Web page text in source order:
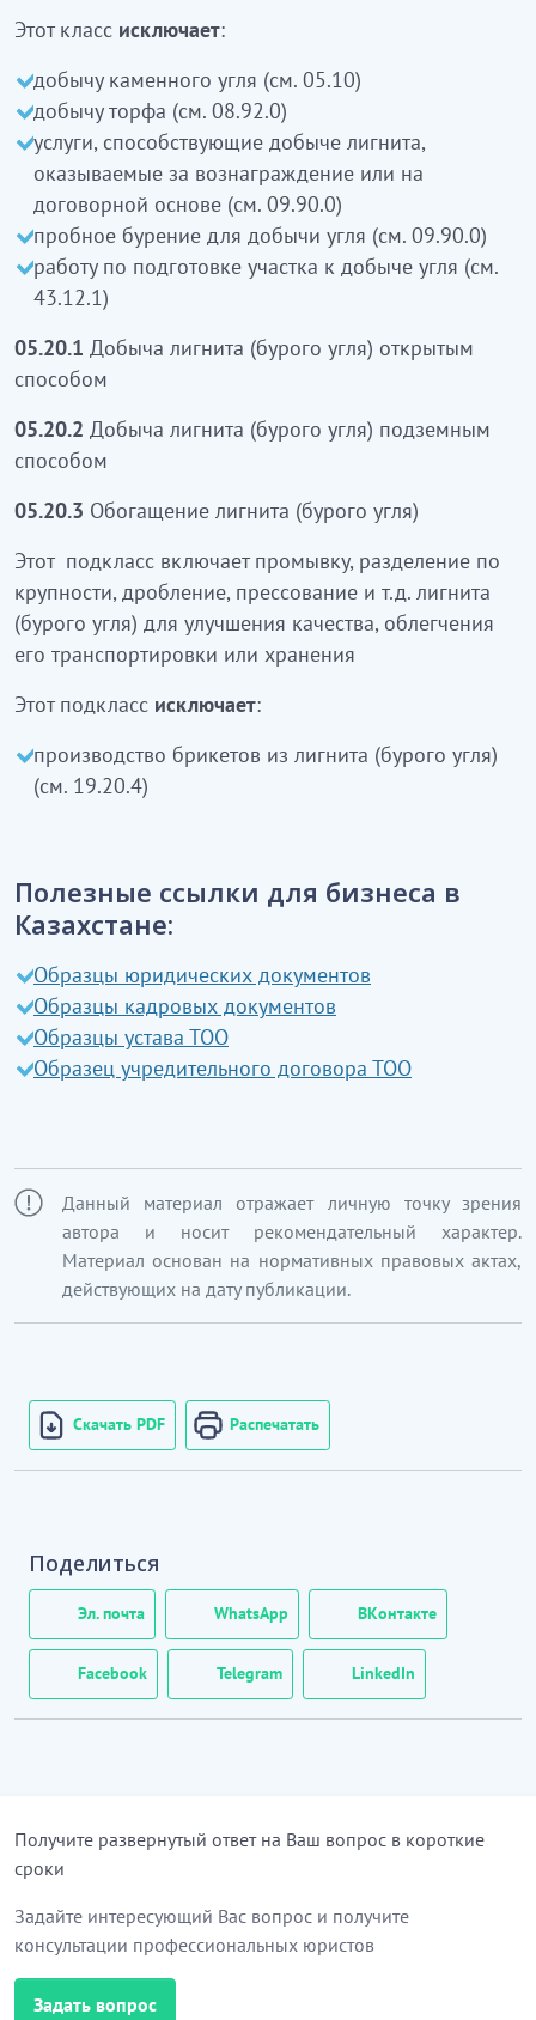
05.20 Лигнитті (қоңыр көмірді) өндіру
Бұл класқа:
тас көмірді өндіру (05.10 қараңыз)
шымтезекті өндіру (08.92.0 қараңыз)
сыйақыға немесе шарт негізінде жүзеге
асырылатын лигнитті өндіруге ықпал ететін
қызметтер (09.90.0 қараңыз)
көмірді өндіру үшін сынама бұрғылау (09.90.0
қараңыз)
көмірді өндіруге арналған учаскені дайындау
жұмысы
05.20.1Лигнитті (қоңыр көмірді) ашық тәсілмен
өндіру
05.20.2Лигнитті (қоңыр көмірді) жер асты
05.20.3Лигнитті (қоңыр көмірді) байыту
Бұл ішкі класқа лигниттің сапасын жақсарту,
тасымалдауды немесе сақтауды оңайлату үшін
шаю, ірілігіне қарай бөлу, бөлшектеу, сығымдау
Бұл ішкі класқа:
Этот класс исключает:
добычу каменного угля (см. 05.10)
добычу торфа (см. 08.92.0)
услуги, способствующие добыче лигнита,
оказываемые за вознаграждение или на
договорной основе (см. 09.90.0)
пробное бурение для добычи угля (см. 09.90.0)
работу по подготовке участка к добыче угля (см.
43.12.1)
05.20.1 Добыча лигнита (бурого угля) открытым
способом
05.20.2 Добыча лигнита (бурого угля) подземным
способом
05.20.3 Обогащение лигнита (бурого угля)
Этот подкласс включает промывку, разделение по
крупности, дробление, прессование и т.д. лигнита
(бурого угля) для улучшения качества, облегчения
его транспортировки или хранения
Этот подкласс исключает:
производство брикетов из лигнита (бурого угля)
(см. 19.20.4)
Полезные ссылки для бизнеса в
Казахстане:
Образцы юридических документов
Образцы кадровых документов
Образцы устава ТОО
Образец учредительного договора ТОО
Данный материал отражает личную точку зрения
автора и носит рекомендательный характер.
Материал основан на нормативных правовых актах,
действующих на дату публикации.
Скачать PDF Распечатать
Поделиться
Эл. почта WhatsApp ВКонтакте
Facebook Telegram LinkedIn
Получите развернутый ответ на Ваш вопрос в короткие
сроки
Задайте интересующий Вас вопрос и получите
консультации профессиональных юристов
Задать вопрос